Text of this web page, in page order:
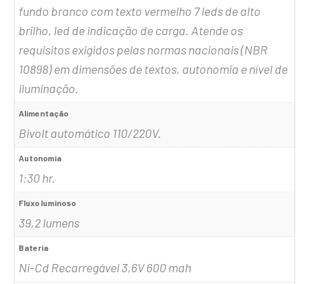
fundo branco com texto vermelho 7 leds de alto
brilho, led de indicação de carga. Atende os
requisitos exigidos pelas normas nacionais (NBR
10898) em dimensões de textos, autonomia e nível de
iluminação.
Alimentação
Bivolt automático 110/220V.
Autonomia
1:30 hr.
Fluxo luminoso
39,2 lumens
Bateria
Ni-Cd Recarregável 3,6V 600 mah